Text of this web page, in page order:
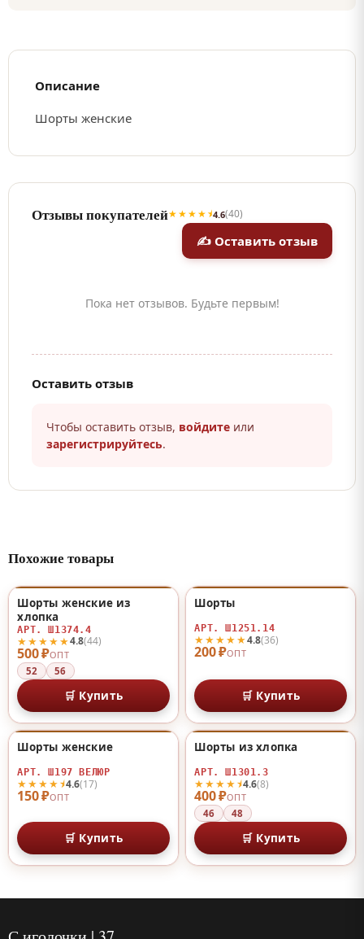
Описание
Шорты женские
Отзывы покупателей★★★★⯨4.6(40)
✍ Оставить отзыв
Пока нет отзывов. Будьте первым!
Оставить отзыв
Чтобы оставить отзыв, войдите или
зарегистрируйтесь.
Похожие товары
500 ₽ОПТ
★★★★★4.8(44)
Шорты женские из
хлопка
АРТ. Ш1374.4
52 56
🛒 Купить
200 ₽ОПТ
★★★★★4.8(36)
Шорты
АРТ. Ш1251.14
🛒 Купить
150 ₽ОПТ
★★★★⯨4.6(17)
Шорты женские
АРТ. Ш197 ВЕЛЮР
🛒 Купить
400 ₽ОПТ
★★★★⯨4.6(8)
Шорты из хлопка
АРТ. Ш1301.3
46 48
🛒 Купить